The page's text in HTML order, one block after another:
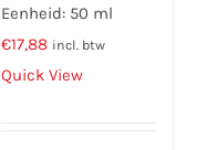
Eenheid: 50 ml
€17,88 incl. btw
Quick View